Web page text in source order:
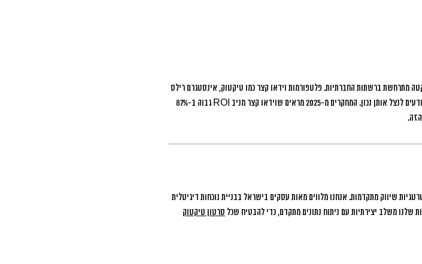
מתרחשת ברשתות החברתיות. פלטפורמות וידאו קצר כמו טיקטוק, אינסטגרם רילס
ויוטיוב שורטס הפכו לכלי השיווק החזק והמשתלם ביותר עבור עסקים שיודעים לנצל אותן נכון. המחקרים מ-2025 מראים שוידאו קצר מניב ROI גבוה ב-87%
שיווק מתקדמות. אנחנו מלווים מאות עסקים בישראל בבניית נוכחות דיגיטלית
שלנו משלב יצירתיות עם ניתוח נתונים מתקדם, כדי להבטיח שכל סרטון טיקטוק